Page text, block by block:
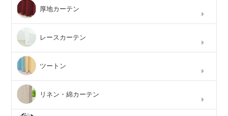
厚地カーテン
レースカーテン
ツートン
リネン・綿カーテン